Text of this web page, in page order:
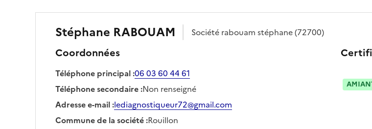
Stéphane RABOUAM Société rabouam stéphane(72700)
Coordonnées
Téléphone principal:06 03 60 44 61
Téléphone secondaire:Non renseigné
Adresse e-mail:lediagnostiqueur72@gmail.com
Commune de la société:Rouillon